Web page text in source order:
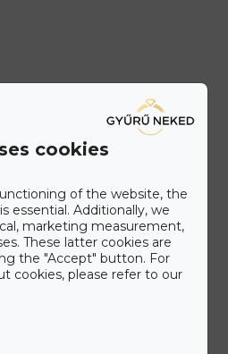
cookies
of the website, the
essential. Additionally, we
marketing measurement,
These latter cookies are
the "Accept" button. For
cookies, please refer to our